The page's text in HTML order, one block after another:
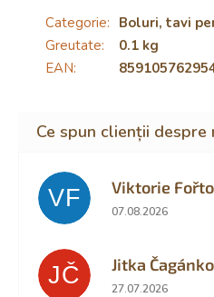
Categorie: Boluri, tavi
Greutate:
0.1 kg
EAN:
VF Viktorie
Ratingul
07.08.2026
JČ Jitka
Ratingul
27.07.2026